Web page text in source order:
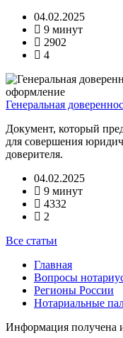
04.02.2025
9 минут
2902
4
Генеральная
Документ, который
для совершения
доверителя.
04.02.2025
9 минут
4332
2
Все статьи
Главная
Вопросы
Регионы России
Нотариальные
Информация получена